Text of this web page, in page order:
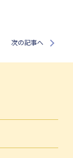
次の記事へ